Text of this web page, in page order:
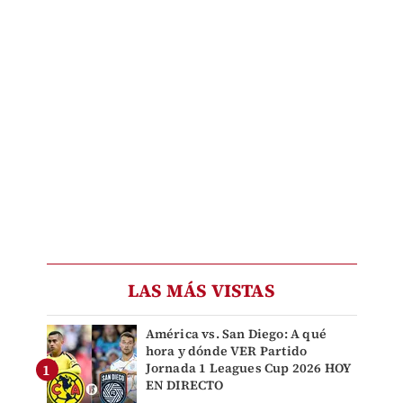
LAS MÁS VISTAS
América vs. San Diego: A qué
hora y dónde VER Partido
Jornada 1 Leagues Cup 2026 HOY
EN DIRECTO